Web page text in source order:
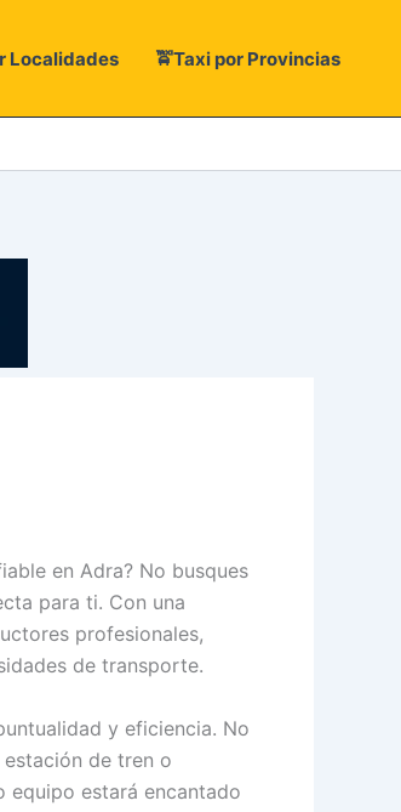
Localidades 🚖Taxi por Provincias
en Adra? No busques
para ti. Con una
profesionales,
de transporte.
y eficiencia. No
de tren o
equipo estará encantado